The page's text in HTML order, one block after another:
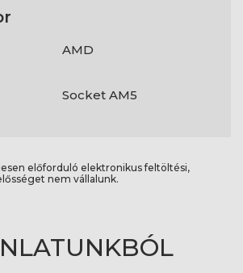
AMD
Socket AM5
előforduló elektronikus feltöltési,
nem vállalunk.